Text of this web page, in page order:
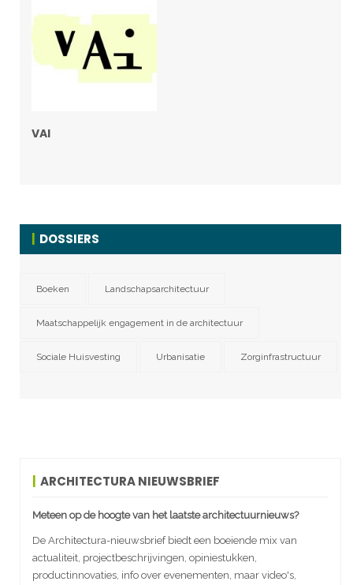
VAI
DOSSIERS
Boeken Landschapsarchitectuur
Maatschappelijk engagement in de architectuur
Sociale Huisvesting Urbanisatie Zorginfrastructuur
ARCHITECTURA NIEUWSBRIEF
Meteen op de hoogte van het laatste architectuurnieuws?
De Architectura-nieuwsbrief biedt een boeiende mix van
actualiteit, projectbeschrijvingen, opiniestukken,
productinnovaties, info over evenementen, maar video's,